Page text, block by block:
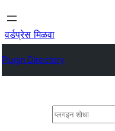
वर्डप्रेस मिळवा
Plugin Directory
शोधा